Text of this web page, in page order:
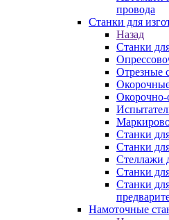
провода
Станки для
Назад
Станки
Отрезные
Окорочно-
Станки
Станки
Стеллажи
Станки
Станки
Намоточные